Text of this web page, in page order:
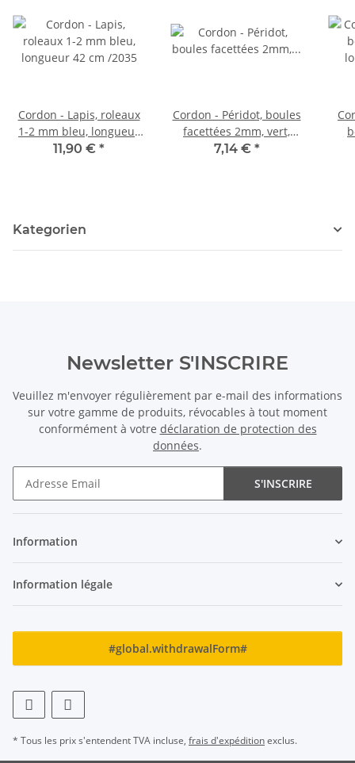
Cordon - Lapis, roleaux
1-2 mm bleu, longueur
42 cm /2035
11,90 € *
Cordon - Péridot, boules
facettées 2mm, vert,
longueur 38cm /1682
7,14 € *
Kategorien
Newsletter S'INSCRIRE
Veuillez m'envoyer régulièrement par e-mail des informations
sur votre gamme de produits, révocables à tout moment
conformément à votre déclaration de protection des
données.
S'INSCRIRE
Information
Information légale
#global.withdrawalForm#
* Tous les prix s'entendent TVA incluse, frais d'expéditionexclus.